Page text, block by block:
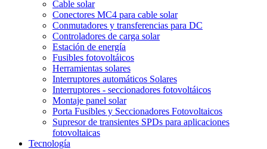
Cable solar
Conectores MC4 para cable solar
Conmutadores y transferencias para DC
Controladores de carga solar
Estación de energía
Fusibles fotovoltáicos
Herramientas solares
Interruptores automáticos Solares
Interruptores - seccionadores fotovoltáicos
Montaje panel solar
Porta Fusibles y Seccionadores Fotovoltaicos
Supresor de transientes SPDs para aplicaciones
fotovoltaicas
Tecnología